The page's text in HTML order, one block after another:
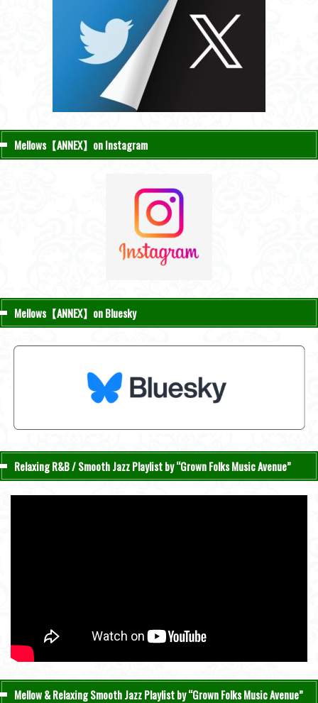
Mellows【ANNEX】on Instagram
Mellows【ANNEX】on Bluesky
Relaxing R&B / Smooth Jazz Playlist by “Grown Folks Music Avenue”
Mellow & Relaxing Smooth Jazz Playlist by “Grown Folks Music Avenue”